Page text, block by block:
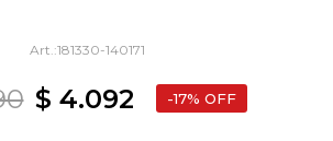
181330-140171
$ 4.092 17